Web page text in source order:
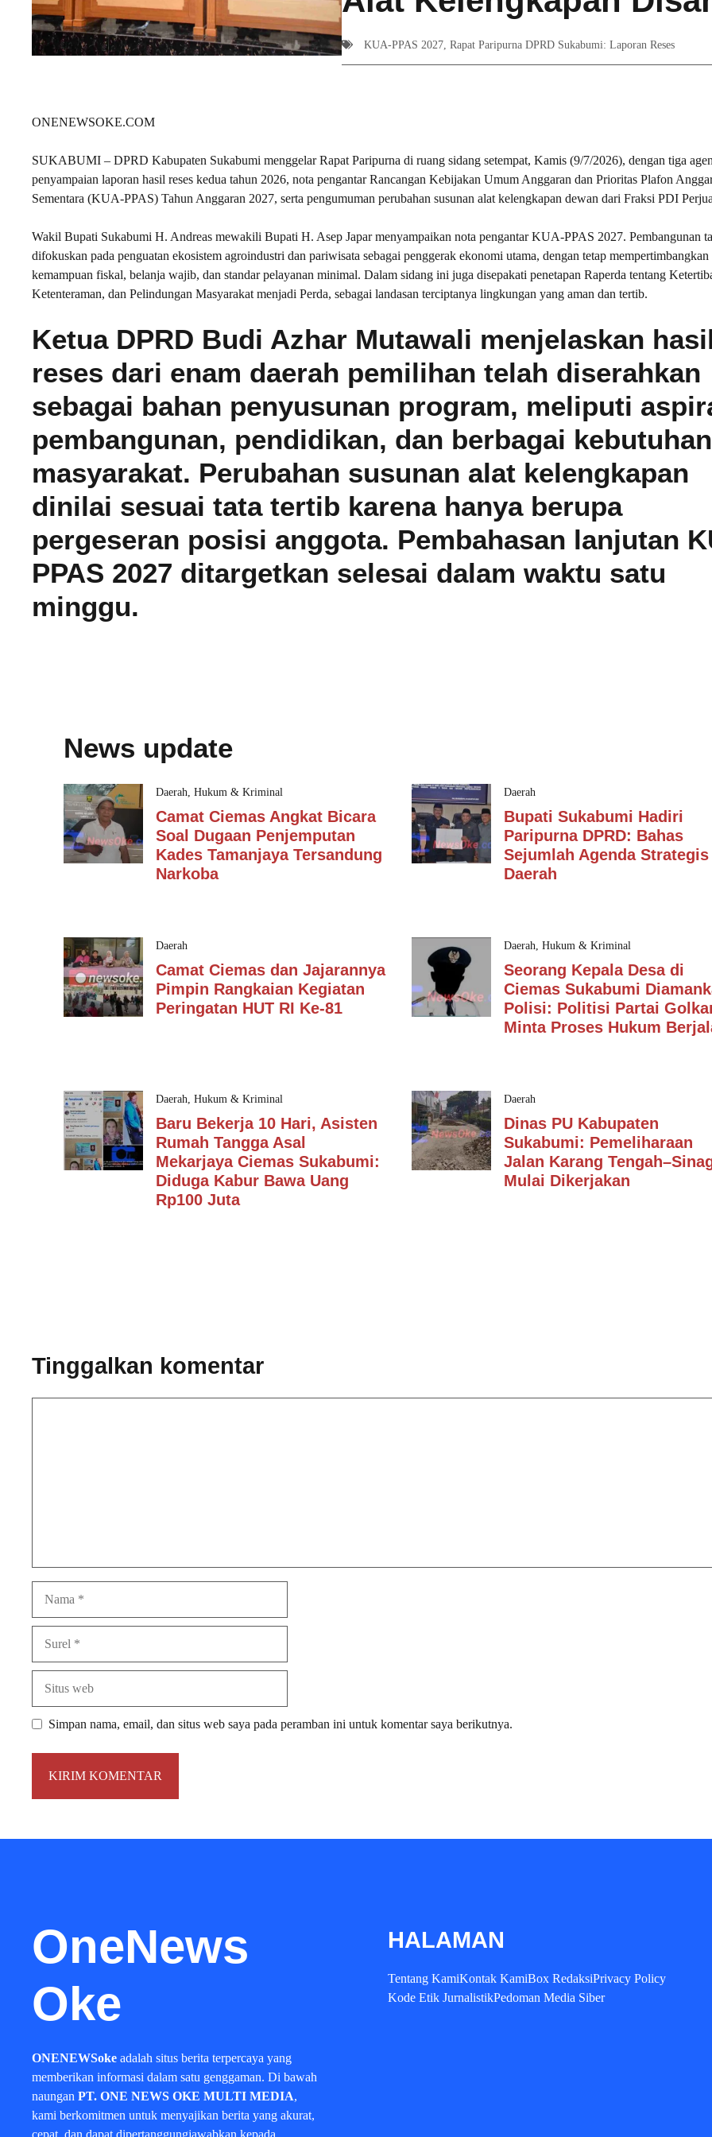
KUA-PPAS 2027, Rapat Paripurna DPRD Sukabumi: Laporan Reses
ONENEWSOKE.COM
SUKABUMI – DPRD Kabupaten Sukabumi menggelar Rapat Paripurna di ruang sidang setempat, Kamis (9/7/2026), dengan tiga
penyampaian laporan hasil reses kedua tahun 2026, nota pengantar Rancangan Kebijakan Umum Anggaran dan Prioritas Plafon
Sementara (KUA-PPAS) Tahun Anggaran 2027, serta pengumuman perubahan susunan alat kelengkapan dewan dari Fraksi PDI
Wakil Bupati Sukabumi H. Andreas mewakili Bupati H. Asep Japar menyampaikan nota pengantar KUA-PPAS 2027. Pembangunan
difokuskan pada penguatan ekosistem agroindustri dan pariwisata sebagai penggerak ekonomi utama, dengan tetap mempertimbangkan
kemampuan fiskal, belanja wajib, dan standar pelayanan minimal. Dalam sidang ini juga disepakati penetapan Raperda tentang
Ketenteraman, dan Pelindungan Masyarakat menjadi Perda, sebagai landasan terciptanya lingkungan yang aman dan tertib.
Ketua DPRD Budi Azhar Mutawali menjelaskan
reses dari enam daerah pemilihan telah diserahkan
sebagai bahan penyusunan program, meliputi
pembangunan, pendidikan, dan berbagai kebutuhan
masyarakat. Perubahan susunan alat kelengkapan
dinilai sesuai tata tertib karena hanya berupa
pergeseran posisi anggota. Pembahasan lanjutan
PPAS 2027 ditargetkan selesai dalam waktu satu
minggu.
News update
Daerah Hukum & Kriminal
Camat Ciemas Angkat Bicara
Soal Dugaan Penjemputan
Kades Tamanjaya Tersandung
Narkoba
Daerah
Bupati Sukabumi Hadiri
Paripurna DPRD: Bahas
Sejumlah Agenda Strategis
Daerah
Daerah
Camat Ciemas dan Jajarannya
Pimpin Rangkaian Kegiatan
Peringatan HUT RI Ke-81
Daerah Hukum & Kriminal
Seorang Kepala Desa di
Ciemas Sukabumi
Polisi: Politisi Partai
Minta Proses Hukum
Daerah Hukum & Kriminal
Baru Bekerja 10 Hari, Asisten
Rumah Tangga Asal
Mekarjaya Ciemas Sukabumi:
Diduga Kabur Bawa Uang
Rp100 Juta
Daerah
Dinas PU Kabupaten
Sukabumi: Pemeliharaan
Jalan Karang
Mulai Dikerjakan
Tinggalkan komentar
Simpan nama, email, dan situs web saya pada peramban ini untuk komentar saya berikutnya.
OneNews
Oke
ONENEWSoke adalah situs berita terpercaya yang
memberikan informasi dalam satu genggaman. Di bawah
naungan PT. ONE NEWS OKE MULTI MEDIA,
kami berkomitmen untuk menyajikan berita yang akurat,
cepat, dan dapat dipertanggungjawabkan kepada
HALAMAN
Tentang KamiKontak KamiBox RedaksiPrivacy Policy
Kode Etik JurnalistikPedoman Media Siber